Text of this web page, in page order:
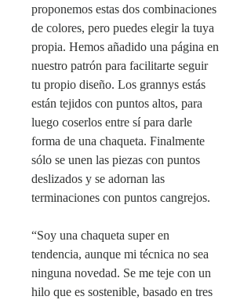
proponemos estas dos combinaciones
de colores, pero puedes elegir la tuya
propia. Hemos añadido una página en
nuestro patrón para facilitarte seguir
tu propio diseño. Los grannys estás
están tejidos con puntos altos, para
luego coserlos entre sí para darle
forma de una chaqueta. Finalmente
sólo se unen las piezas con puntos
deslizados y se adornan las
terminaciones con puntos cangrejos.
“Soy una chaqueta super en
tendencia, aunque mi técnica no sea
ninguna novedad. Se me teje con un
hilo que es sostenible, basado en tres